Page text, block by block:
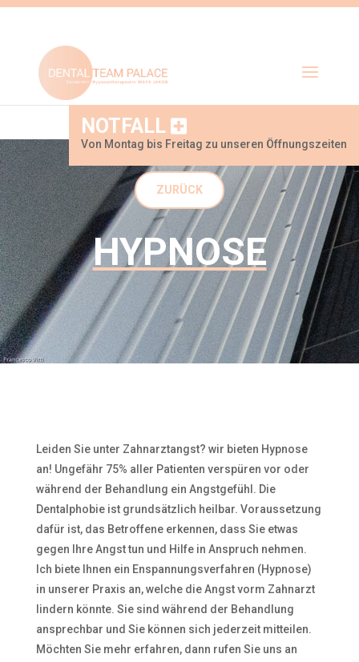
NOTFALL
Von Montag bis Freitag zu unseren Öffnungszeiten
ZURÜCK
HYPNOSE
Leiden Sie unter Zahnarztangst? wir bieten Hypnose
an! Ungefähr 75% aller Patienten verspüren vor oder
während der Behandlung ein Angstgefühl. Die
Dentalphobie ist grundsätzlich heilbar. Voraussetzung
dafür ist, das Betroffene erkennen, dass Sie etwas
gegen Ihre Angst tun und Hilfe in Anspruch nehmen.
Ich biete Ihnen ein Enspannungsverfahren (Hypnose)
in unserer Praxis an, welche die Angst vorm Zahnarzt
lindern könnte. Sie sind während der Behandlung
ansprechbar und Sie können sich jederzeit mitteilen.
Möchten Sie mehr erfahren, dann rufen Sie uns an